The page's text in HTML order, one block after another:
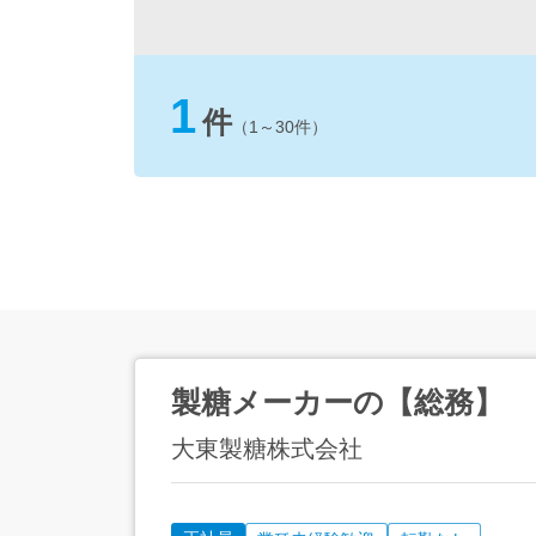
1件（1～30件）
製糖メーカーの【総務】
大東製糖株式会社